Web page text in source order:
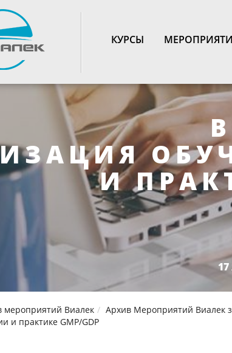
TOGGLE_NAVIGATION
КУРСЫ
И
17
мероприятий Виалек Архив Мероприятий Виалек
и практике GMP/GDP